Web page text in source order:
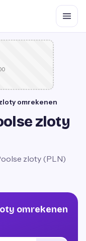
omrekenen
zloty
zloty (PLN)
omrekenen